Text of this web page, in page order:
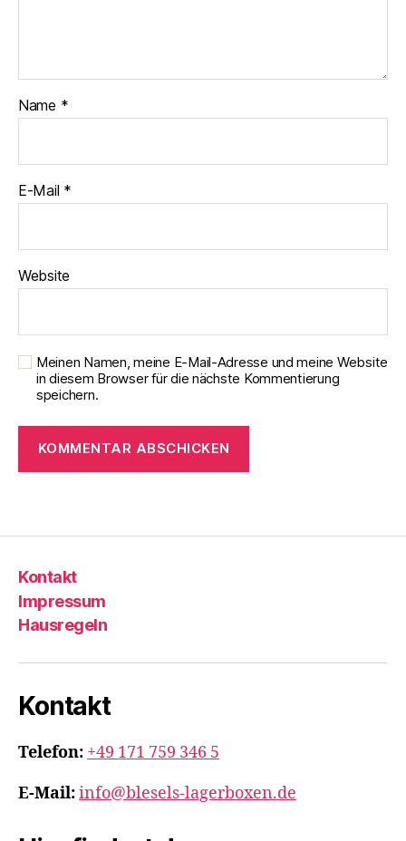
Name *
E-Mail *
Website
Meinen Namen, meine E-Mail-Adresse und meine Website
in diesem Browser für die nächste Kommentierung
speichern.
Kontakt
Impressum
Hausregeln
Kontakt
Telefon: +49 171 759 346 5
E-Mail:info@blesels-lagerboxen.de